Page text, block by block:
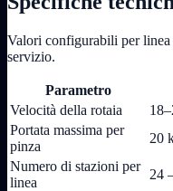
Valori configurabili per
servizio.
Parametro
Velocità della rotaia
Portata massima per
pinza
20
Numero di stazioni per
linea
24